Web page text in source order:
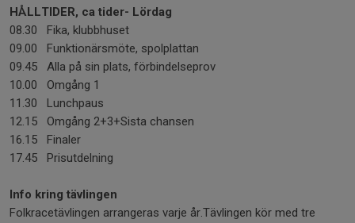
HÅLLTIDER, ca tider- Lördag
08.30 Fika, klubbhuset
09.00 Funktionärsmöte, spolplattan
09.45 Alla på sin plats, förbindelseprov
10.00 Omgång 1
11.30 Lunchpaus
12.15 Omgång 2+3+Sista chansen
16.15 Finaler
17.45 Prisutdelning
Info kring tävlingen
Folkracetävlingen arrangeras varje år.Tävlingen kör med tre